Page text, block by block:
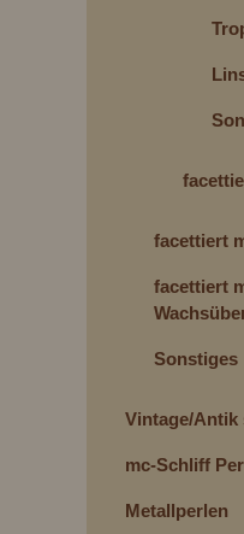
facettiert
facettiert
Sonstiges
Vintage/Antik
mc-Schliff
Metallperlen